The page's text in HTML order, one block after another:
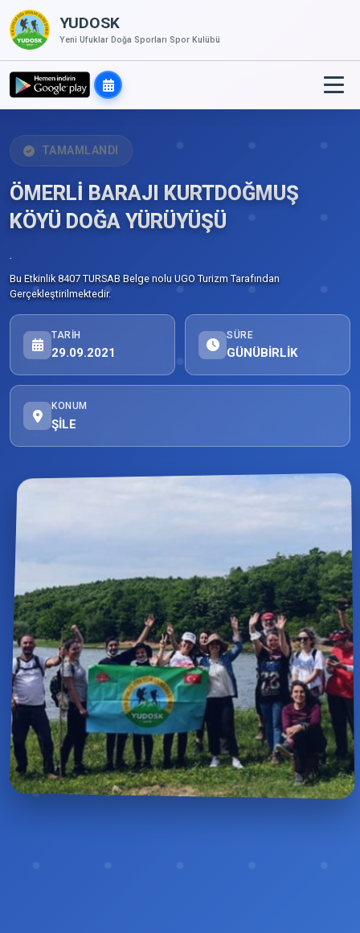
YUDOSK
Yeni Ufuklar Doğa Sporları Spor Kulübü
TAMAMLANDI
ÖMERLİ BARAJI KURTDOĞMUŞ
KÖYÜ DOĞA YÜRÜYÜŞÜ
.
Bu Etkinlik 8407 TURSAB Belge nolu UGO Turizm Tarafından
Gerçekleştirilmektedir.
TARIH
29.09.2021
SÜRE
GÜNÜBİRLİK
KONUM
ŞİLE